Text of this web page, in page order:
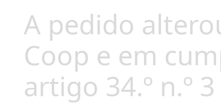
A pedido
Coop e em
artigo 34.º n.º